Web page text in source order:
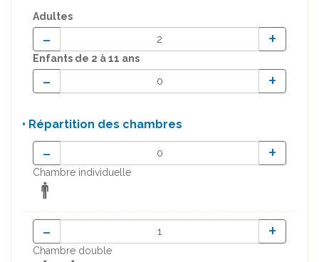
Adultes
- +
Enfants de 2 à 11 ans
- +
• Répartition des chambres
- +
Chambre individuelle
- +
Chambre double